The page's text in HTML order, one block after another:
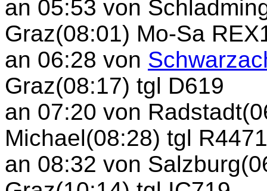
an 05:53 von
Graz(08:01) Mo-Sa
an 06:28 von
Graz(08:17) tgl D619
an 07:20 von
Michael(08:28) tgl R4471
an 08:32 von